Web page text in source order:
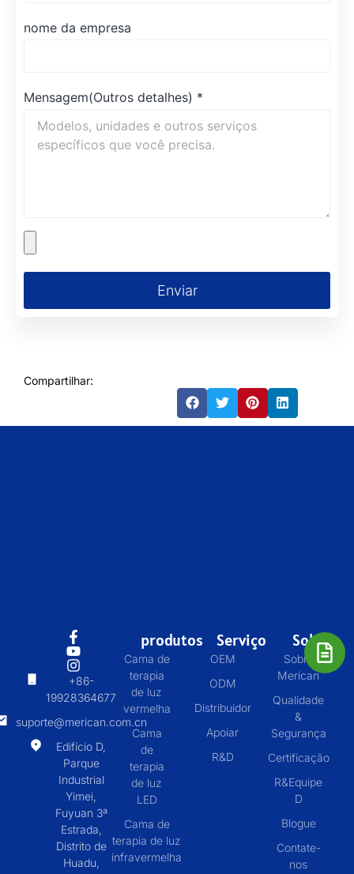
nome da empresa
Mensagem(Outros detalhes) *
Enviar
Compartilhar:
+86-
19928364677
suporte@merican.com.cn
Edifício D,
Parque
Industrial
Yimei,
Fuyuan 3ª
Estrada,
Distrito de
Huadu,
produtos
Cama de
terapia
de luz
vermelha
Cama
de
terapia
de luz
LED
Cama de
terapia de luz
infravermelha
Serviço
OEM
ODM
Distribuidor
Apoiar
R&D
Sobre
Sobre
Merican
Qualidade
&
Segurança
Certificação
R&Equipe
D
Blogue
Contate-
nos